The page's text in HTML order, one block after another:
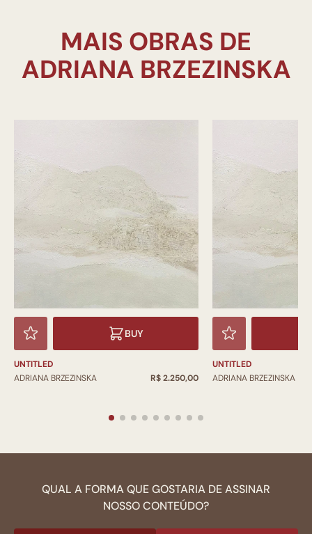
MAIS OBRAS DE
BUY
UNTITLED
ADRIANA BRZEZINSKA
R$ 2.250,00
UNTITLED
ADRIANA BRZEZINSKA
QUAL A FORMA QUE GOSTARIA DE ASSINAR
NOSSO CONTEÚDO?